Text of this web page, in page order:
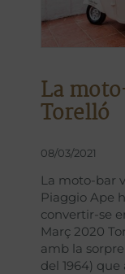
La
Torelló
08/03/2021
La moto-bar
Piaggio Ape
convertir-se
Març 2020
amb la
del 1964)